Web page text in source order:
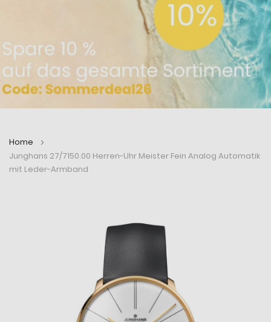
Home
Junghans 27/7150.00 Herren-Uhr Meister Fein Analog Automatik
mit Leder-Armband